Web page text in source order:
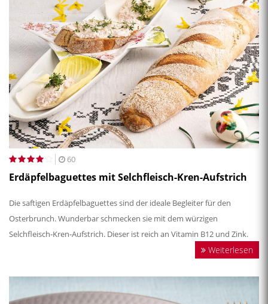
60
Erdäpfelbaguettes mit Selchfleisch-Kren-Aufstrich
Die saftigen Erdäpfelbaguettes sind der ideale Begleiter für den
Osterbrunch. Wunderbar schmecken sie mit dem würzigen
Selchfleisch-Kren-Aufstrich. Dieser ist reich an Vitamin B12 und Zink.
Weiterlesen